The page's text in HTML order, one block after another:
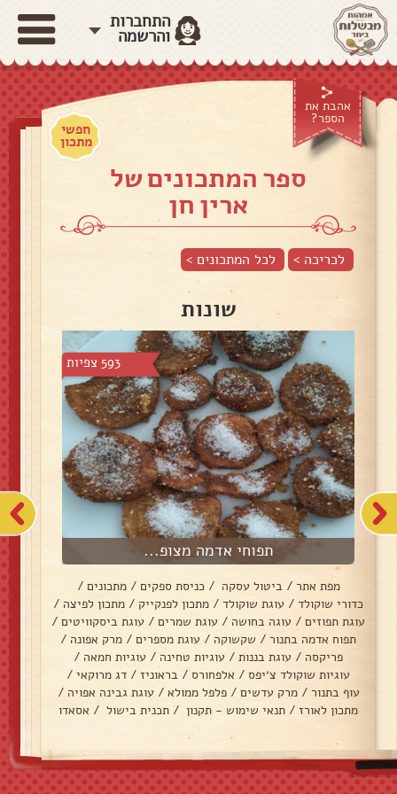
התחברות
והרשמה
אהבת את
הספר?
חפשי
מתכון
ספר המתכונים של
ארין חן
לכריכה > לכל המתכונים >
שונות
593 צפיות
תפוחי אדמה מצופ...
מפת אתר / ביטול עסקה / כניסת ספקים / מתכונים /
כדורי שוקולד / עוגת שוקולד / מתכון לפנקייק / מתכון לפיצה /
עוגת תפוזים / עוגה בחושה / עוגת שמרים / עוגת ביסקוויטים /
תפוח אדמה בתנור / שקשוקה / עוגת מספרים / מרק אפונה /
פריקסה / עוגת בננות / עוגיות טחינה / עוגיות חמאה /
עוגיות שוקולד צ׳יפס / אלפחורס / בראוניז / דג מרוקאי /
עוף בתנור / מרק עדשים / פלפל ממולא / עוגת גבינה אפויה /
מתכון לאורז / תנאי שימוש - תקנון / תכנית בישול / אסאדו